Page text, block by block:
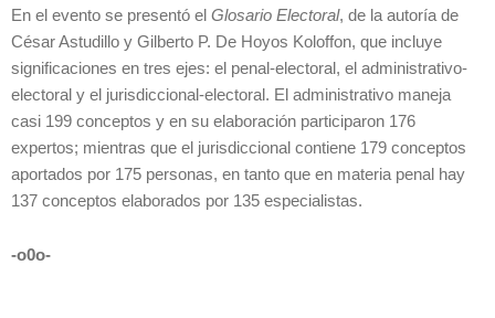
En el evento se presentó el Glosario Electoral, de la autoría de
César Astudillo y Gilberto P. De Hoyos Koloffon, que incluye
significaciones en tres ejes: el penal-electoral, el administrativo-
electoral y el jurisdiccional-electoral. El administrativo maneja
casi 199 conceptos y en su elaboración participaron 176
expertos; mientras que el jurisdiccional contiene 179 conceptos
aportados por 175 personas, en tanto que en materia penal hay
137 conceptos elaborados por 135 especialistas.
-o0o-